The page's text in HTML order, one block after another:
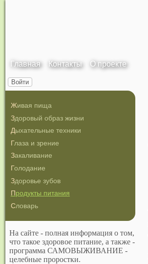
Главная Контакты О проекте
Войти
Живая пища
Здоровый образ жизни
Дыхательные техники
Глаза и зрение
Закаливание
Голодание
Здоровье зубов
Продукты питания
Словарь
На сайте - полная информация о том,
что такое здоровое питание, а также -
программа САМОВЫЖИВАНИЕ -
целебные проростки.